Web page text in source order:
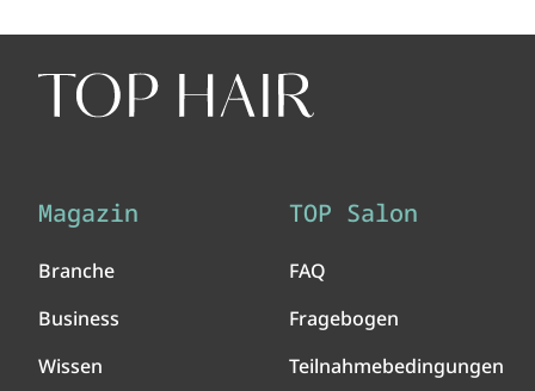
Magazin
Branche
Business
Wissen
TOP Salon
FAQ
Fragebogen
Teilnahmebedingungen